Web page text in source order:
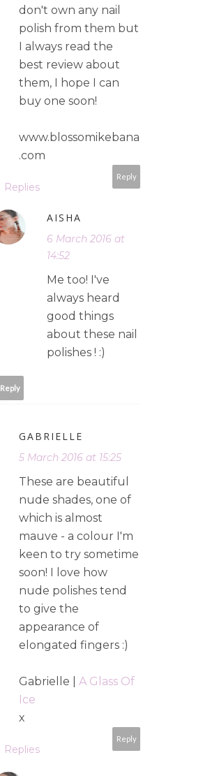
don't own any nail
polish from them but
I always read the
best review about
them, I hope I can
buy one soon!
www.blossomikebana
.com
Reply
Replies
AISHA
6 March 2016 at
14:52
Me too! I've
always heard
good things
about these nail
polishes ! :)
Reply
GABRIELLE
5 March 2016 at 15:25
These are beautiful
nude shades, one of
which is almost
mauve - a colour I'm
keen to try sometime
soon! I love how
nude polishes tend
to give the
appearance of
elongated fingers :)
Gabrielle | A Glass Of
Ice
x
Reply
Replies